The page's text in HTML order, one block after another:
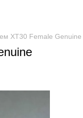
XT30 Female Genuine